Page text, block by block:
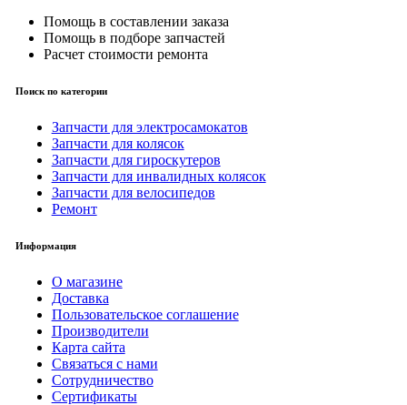
Помощь в составлении заказа
Помощь в подборе запчастей
Расчет стоимости ремонта
Поиск по категории
Запчасти для электросамокатов
Запчасти для колясок
Запчасти для гироскутеров
Запчасти для инвалидных колясок
Запчасти для велосипедов
Ремонт
Информация
О магазине
Доставка
Пользовательское соглашение
Производители
Карта сайта
Связаться с нами
Сотрудничество
Сертификаты